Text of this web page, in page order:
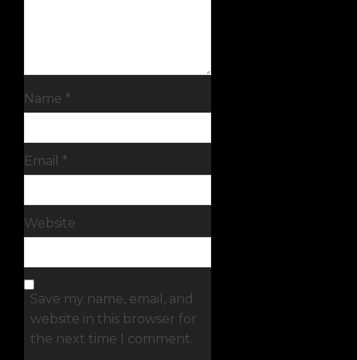
Name *
Email *
Website
Save my name, email, and
website in this browser for
the next time I comment.